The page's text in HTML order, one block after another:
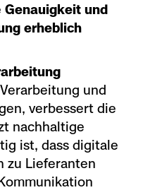
Genauigkeit und
erheblich
und
verbessert die
nachhaltige
ist, dass digitale
zu Lieferanten